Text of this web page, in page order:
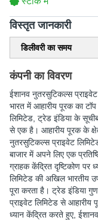
विस्‍तृत जानकारी
डिलीवरी का समय
कंपनी का विवरण
ईशानव नुतरसुटिकल्स
भारत में आहारीय पूरक का
लिमिटेड, ट्रेड इंडिया के
से एक है। आहारीय पूरक के
नुतरसुटिकल्स प्राइवेट
बाजार में अपने लिए एक
ग्राहक केंद्रित दृष्टिकोण पर
लिमिटेड की अखिल भारतीय
पूरा करता है। ट्रेड इंडिया
प्राइवेट लिमिटेड से आहारीय
ध्यान केंद्रित करते हुए,